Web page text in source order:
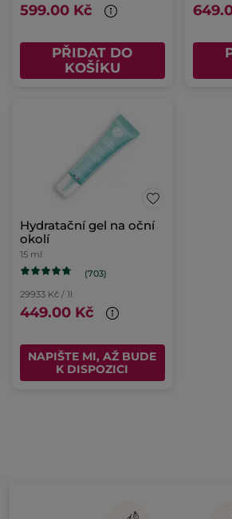
599.00 Kč
PŘIDAT DO
KOŠÍKU
Hydratační gel na oční
okolí
15 ml
(703)
29933 Kč / 1l
449.00 Kč
NAPIŠTE MI, AŽ BUDE
K DISPOZICI